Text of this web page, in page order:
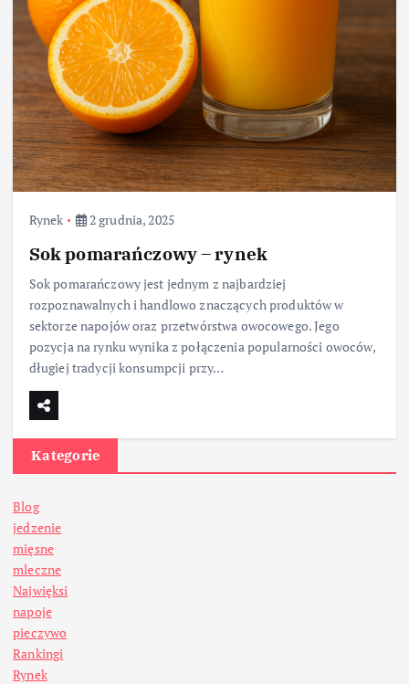
Rynek 2 grudnia, 2025
Sok pomarańczowy – rynek
Sok pomarańczowy jest jednym z najbardziej
rozpoznawalnych i handlowo znaczących produktów w
sektorze napojów oraz przetwórstwa owocowego. Jego
pozycja na rynku wynika z połączenia popularności owoców,
długiej tradycji konsumpcji przy…
Kategorie
Blog
jedzenie
mięsne
mleczne
Najwięksi
napoje
pieczywo
Rankingi
Rynek